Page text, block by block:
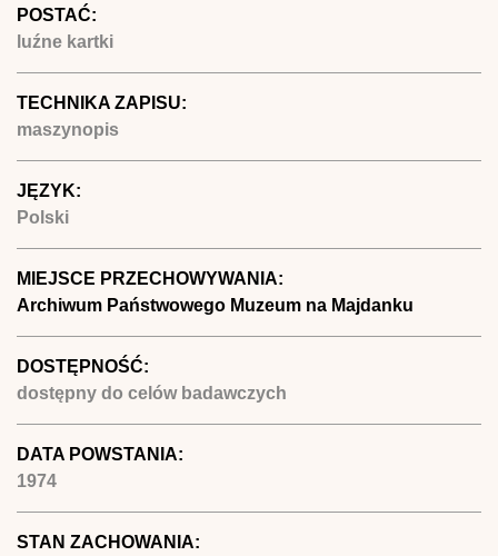
POSTAĆ:
luźne kartki
TECHNIKA ZAPISU:
maszynopis
JĘZYK:
Polski
MIEJSCE PRZECHOWYWANIA:
Archiwum Państwowego Muzeum na Majdanku
DOSTĘPNOŚĆ:
dostępny do celów badawczych
DATA POWSTANIA:
1974
STAN ZACHOWANIA: